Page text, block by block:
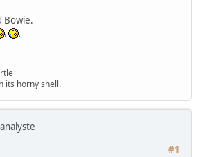
Bowie.
its horny shell.
#1